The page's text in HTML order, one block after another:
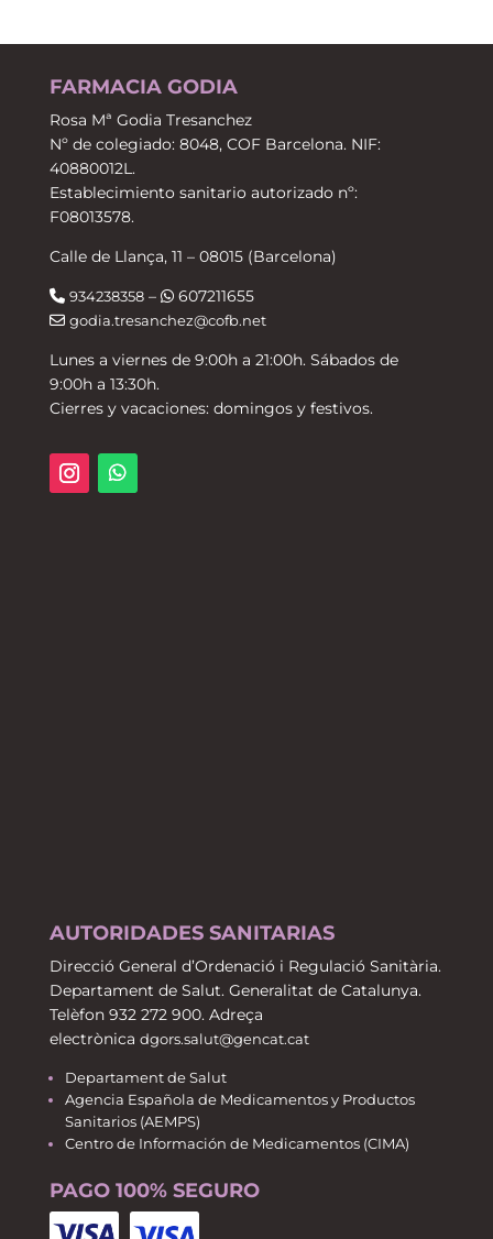
FARMACIA GODIA
Rosa Mª Godia Tresanchez
Nº de colegiado: 8048, COF Barcelona. NIF:
40880012L.
Establecimiento sanitario autorizado nº:
F08013578.
Calle de Llança, 11 – 08015 (Barcelona)
934238358– 607211655
godia.tresanchez@cofb.net
Lunes a viernes de 9:00h a 21:00h. Sábados de
9:00h a 13:30h.
Cierres y vacaciones: domingos y festivos.
AUTORIDADES SANITARIAS
Direcció General d’Ordenació i Regulació Sanitària.
Departament de Salut. Generalitat de Catalunya.
Telèfon 932 272 900. Adreça
electrònica dgors.salut@gencat.cat
Departament de Salut
Agencia Española de Medicamentos y Productos
Sanitarios (AEMPS)
Centro de Información de Medicamentos (CIMA)
PAGO 100% SEGURO